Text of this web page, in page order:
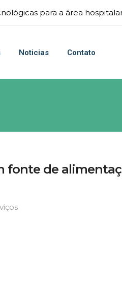
para a área
Noticias Contato
fonte de